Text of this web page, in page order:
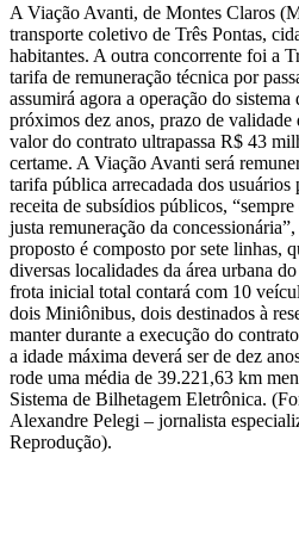
A Viação Avanti, de Montes Claros
transporte coletivo de Três Pontas,
habitantes. A outra concorrente foi a
tarifa de remuneração técnica por
assumirá agora a operação do
próximos dez anos, prazo de validade
valor do contrato ultrapassa R$ 43
certame. A Viação Avanti será
tarifa pública arrecadada dos usuários
receita de subsídios públicos,
justa remuneração da
proposto é composto por sete linhas,
diversas localidades da área urbana
frota inicial total contará com 10
dois Miniônibus, dois destinados à
manter durante a execução do
a idade máxima deverá ser de dez
rode uma média de 39.221,63 km
Sistema de Bilhetagem Eletrônica.
Alexandre Pelegi – jornalista
Reprodução).